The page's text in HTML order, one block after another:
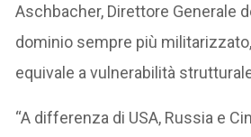
Aschbacher, Direttore Generale
dominio sempre più
equivale a vulnerabilità
“A differenza di USA, Russia e